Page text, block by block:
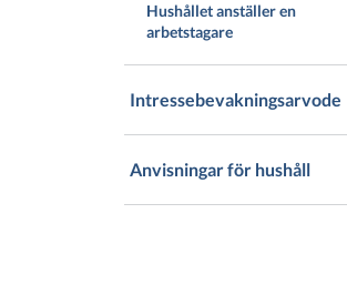
Hushållet anställer en
arbetstagare
Intressebevakningsarvode
Anvisningar för hushåll